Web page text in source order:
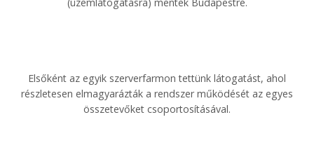
Elsőként az egyik szerverfarmon tettünk látogatást, ahol
részletesen elmagyarázták a rendszer működését az egyes
összetevőket csoportosításával.